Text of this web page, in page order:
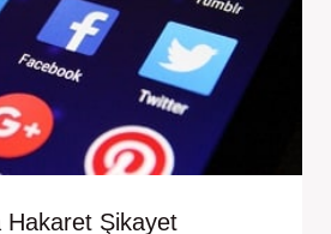
Hakaret Şikayet